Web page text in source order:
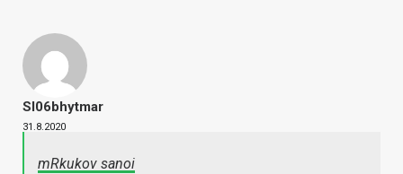
Sl06bhytmar
31.8.2020
mRkukov sanoi